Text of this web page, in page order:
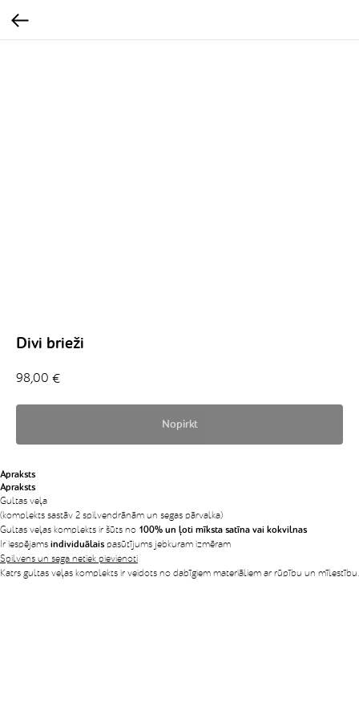
Divi brieži
98,00 €
Nopirkt
Apraksts
Apraksts
Gultas veļa
(komplekts sastāv 2 spilvendrānām un segas pārvalka)
Gultas veļas komplekts ir šūts no 100% un ļoti mīksta satīna vai kokvilnas
Ir iespējams individuālais pasūtījums jebkuram izmēram
Spilvens un sega netiek pievienoti
Katrs gultas veļas komplekts ir veidots no dabīgiem materiāliem ar rūpību un mīlestību.